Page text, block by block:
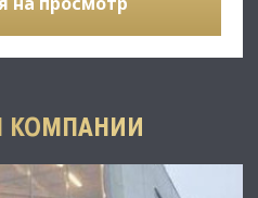
КОМПАНИИ